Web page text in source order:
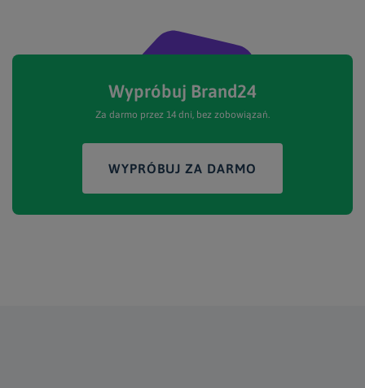
Wypróbuj Brand24
Za darmo przez 14 dni, bez zobowiązań.
WYPRÓBUJ ZA DARMO